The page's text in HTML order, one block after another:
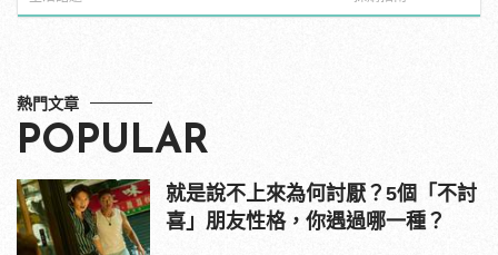
熱門文章
POPULAR
就是說不上來為何討厭？5個「不討
喜」朋友性格，你遇過哪一種？